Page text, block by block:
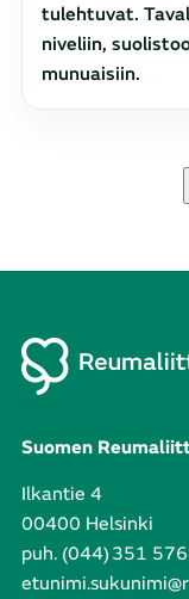
tulehtuvat.
niveliin,
munuaisiin.
Suomen
Ilkantie 4
00400 Helsinki
puh. (044) 351